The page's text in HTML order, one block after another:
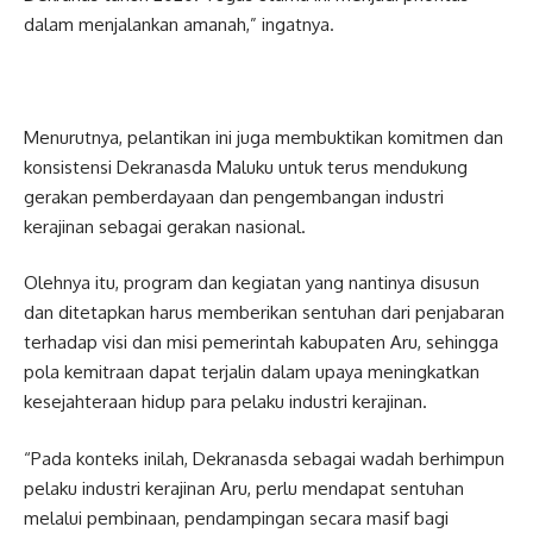
dalam menjalankan amanah,” ingatnya.
Menurutnya, pelantikan ini juga membuktikan komitmen dan
konsistensi Dekranasda Maluku untuk terus mendukung
gerakan pemberdayaan dan pengembangan industri
kerajinan sebagai gerakan nasional.
Olehnya itu, program dan kegiatan yang nantinya disusun
dan ditetapkan harus memberikan sentuhan dari penjabaran
terhadap visi dan misi pemerintah kabupaten Aru, sehingga
pola kemitraan dapat terjalin dalam upaya meningkatkan
kesejahteraan hidup para pelaku industri kerajinan.
“Pada konteks inilah, Dekranasda sebagai wadah berhimpun
pelaku industri kerajinan Aru, perlu mendapat sentuhan
melalui pembinaan, pendampingan secara masif bagi